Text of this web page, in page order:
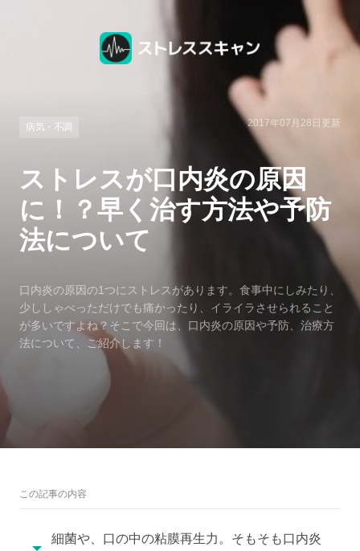
病気・不調 2017年07月28日 更新
ストレスが口内炎の原因
に！？早く治す方法や予防
法について
口内炎の原因の1つにストレスがあります。食事中にしみたり、
少ししゃべっただけでも痛かったり、イライラさせられること
が多いですよね？そこで今回は、口内炎の原因や予防、治療方
法について、ご紹介します！
この記事の内容
細菌や、口の中の粘膜再生力。そもそも口内炎